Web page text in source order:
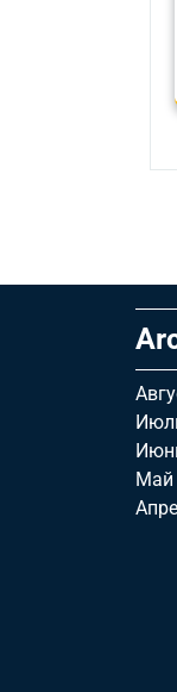
Май